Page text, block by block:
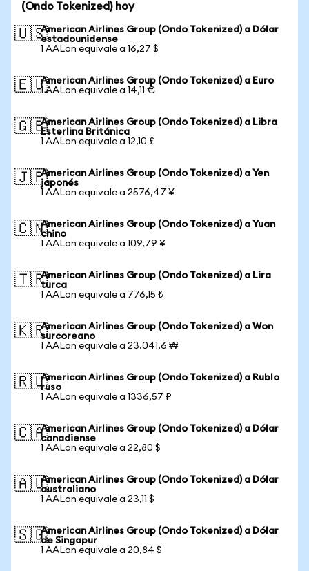
(Ondo Tokenized) hoy
🇺🇸American Airlines Group (Ondo Tokenized) a Dólar
estadounidense
1 AALon equivale a 16,27 $
🇪🇺American Airlines Group (Ondo Tokenized) a Euro
1 AALon equivale a 14,11 €
🇬🇧American Airlines Group (Ondo Tokenized) a Libra
Esterlina Británica
1 AALon equivale a 12,10 £
🇯🇵American Airlines Group (Ondo Tokenized) a Yen
japonés
1 AALon equivale a 2576,47 ¥
🇨🇳American Airlines Group (Ondo Tokenized) a Yuan
chino
1 AALon equivale a 109,79 ¥
🇹🇷American Airlines Group (Ondo Tokenized) a Lira
turca
1 AALon equivale a 776,15 ₺
🇰🇷American Airlines Group (Ondo Tokenized) a Won
surcoreano
1 AALon equivale a 23.041,6 ₩
🇷🇺American Airlines Group (Ondo Tokenized) a Rublo
ruso
1 AALon equivale a 1336,57 ₽
🇨🇦American Airlines Group (Ondo Tokenized) a Dólar
canadiense
1 AALon equivale a 22,80 $
🇦🇺American Airlines Group (Ondo Tokenized) a Dólar
australiano
1 AALon equivale a 23,11 $
🇸🇬American Airlines Group (Ondo Tokenized) a Dólar
de Singapur
1 AALon equivale a 20,84 $